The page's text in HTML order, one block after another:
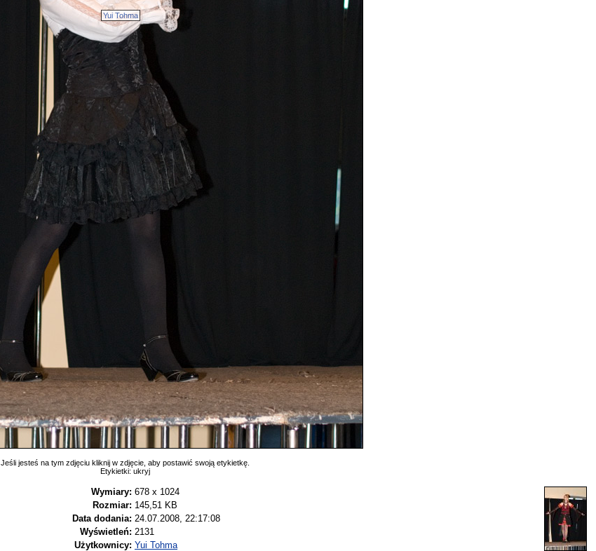
Yui Tohma
Jeśli jesteś na tym zdjęciu kliknij w zdjęcie, aby postawić swoją etykietkę.
Etykietki: ukryj
Wymiary: 678 x 1024
Rozmiar: 145,51 KB
Data dodania: 24.07.2008, 22:17:08
Wyświetleń: 2131
Użytkownicy: Yui Tohma